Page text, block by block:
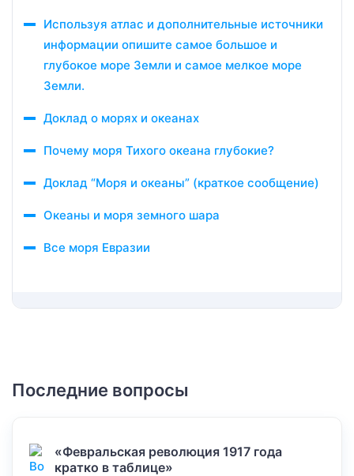
Используя атлас и дополнительные источники
информации опишите самое большое и
глубокое море Земли и самое мелкое море
Земли.
Доклад о морях и океанах
Почему моря Тихого океана глубокие?
Доклад “Моря и океаны” (краткое сообщение)
Океаны и моря земного шара
Все моря Евразии
Последние вопросы
«Февральская революция 1917 года
кратко в таблице»